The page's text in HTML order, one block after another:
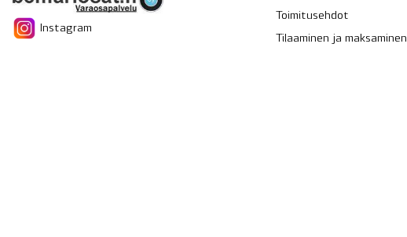
Instagram
Toimitusehdot
Tilaaminen ja maksaminen